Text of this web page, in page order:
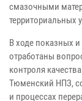
смазочными
территориальных
В ходе показных
отработаны
контроля
Тюменский НПЗ,
и процессах